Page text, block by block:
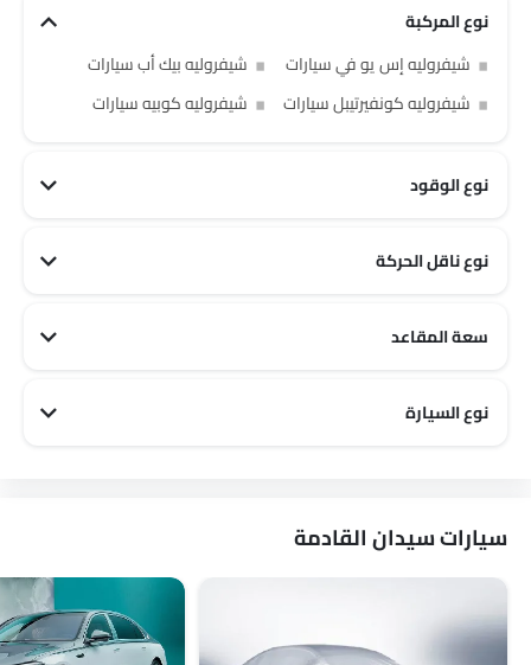
نوع المركبة
شيفروليه إس يو في سيارات
شيفروليه بيك أب سيارات
شيفروليه كونفيرتيبل سيارات
شيفروليه كوبيه سيارات
نوع الوقود
نوع ناقل الحركة
سعة المقاعد
نوع السيارة
سيارات سيدان القادمة